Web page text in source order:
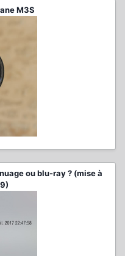
M3S
ou blu-ray ? (mise à